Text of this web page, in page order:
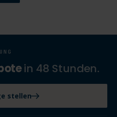
in 48 Stunden.
stellen